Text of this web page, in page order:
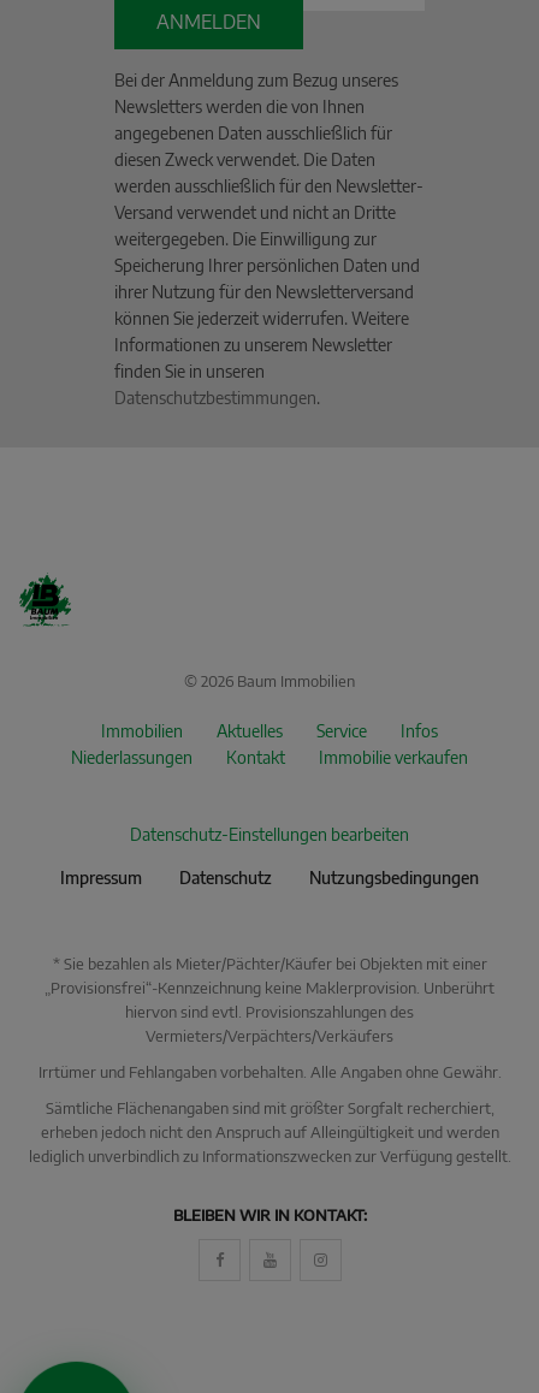
Beschreiben Sie kurz, was Sie suchen.
ANMELDEN
Bei der Anmeldung zum Bezug unseres
Newsletters werden die von Ihnen
angegebenen Daten ausschließlich für
diesen Zweck verwendet. Die Daten
werden ausschließlich für den Newsletter-
Versand verwendet und nicht an Dritte
weitergegeben. Die Einwilligung zur
Speicherung Ihrer persönlichen Daten und
ihrer Nutzung für den Newsletterversand
können Sie jederzeit widerrufen. Weitere
Informationen zu unserem Newsletter
finden Sie in unseren
Datenschutzbestimmungen.
© 2026 Baum Immobilien
Immobilien Aktuelles Service
Infos
Niederlassungen
Kontakt Immobilie verkaufen
Datenschutz-Einstellungen bearbeiten
Impressum Datenschutz Nutzungsbedingungen
* Sie bezahlen als Mieter/Pächter/Käufer bei Objekten mit einer
„Provisionsfrei“-Kennzeichnung keine Maklerprovision. Unberührt
hiervon sind evtl. Provisionszahlungen des
Vermieters/Verpächters/Verkäufers
Irrtümer und Fehlangaben vorbehalten. Alle Angaben ohne Gewähr.
Sämtliche Flächenangaben sind mit größter Sorgfalt recherchiert,
erheben jedoch nicht den Anspruch auf Alleingültigkeit und werden
lediglich unverbindlich zu Informationszwecken zur Verfügung gestellt.
BLEIBEN WIR IN KONTAKT: